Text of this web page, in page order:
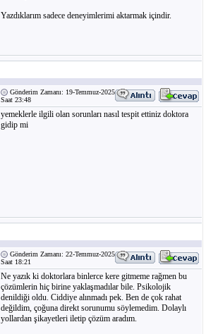
Yazdıklarım sadece deneyimlerimi aktarmak içindir.
Gönderim Zamanı: 19-Temmuz-2025
Saat 23:48
yemeklerle ilgili olan sorunları nasıl tespit ettiniz doktora
gidip mi
Gönderim Zamanı: 22-Temmuz-2025
Saat 18:21
Ne yazık ki doktorlara binlerce kere gitmeme rağmen bu
çözümlerin hiç birine yaklaşmadılar bile. Psikolojik
denildiği oldu. Ciddiye alınmadı pek. Ben de çok rahat
değildim, çoğuna direkt sorunumu söylemedim. Dolaylı
yollardan şikayetleri iletip çözüm aradım.